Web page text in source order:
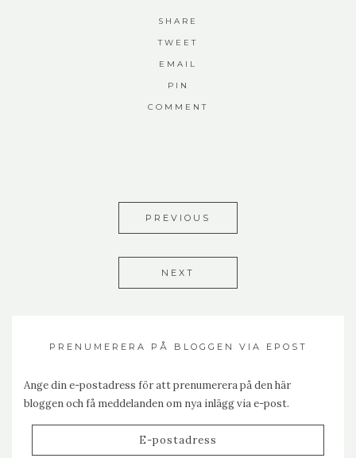
SHARE
TWEET
EMAIL
PIN
COMMENT
PREVIOUS
NEXT
PRENUMERERA PÅ BLOGGEN VIA EPOST
Ange din e-postadress för att prenumerera på den här
bloggen och få meddelanden om nya inlägg via e-post.